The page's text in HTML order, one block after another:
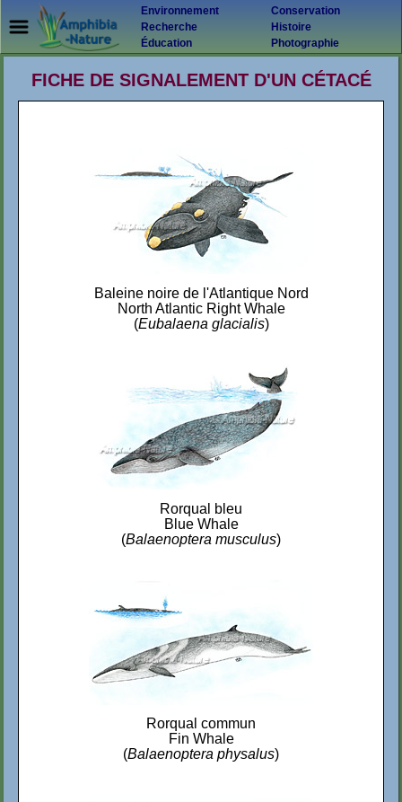
Environnement
Conservation
Recherche
Histoire
Éducation
Photographie
FICHE DE SIGNALEMENT D'UN CÉTACÉ
Baleine noire de l'Atlantique Nord
North Atlantic Right Whale
(Eubalaena glacialis)
Rorqual bleu
Blue Whale
(Balaenoptera musculus)
Rorqual commun
Fin Whale
(Balaenoptera physalus)